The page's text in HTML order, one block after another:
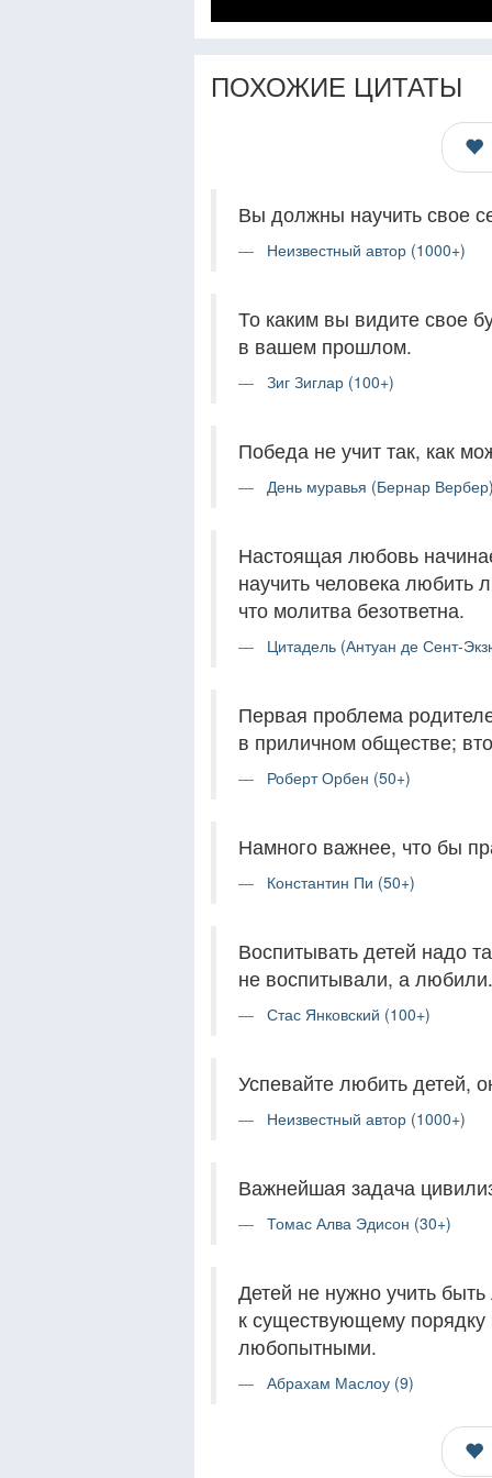
ПОХОЖИЕ ЦИТАТЫ
Вы должны научить свое
Неизвестный автор (1000+)
То каким вы видите свое
в вашем прошлом.
Зиг Зиглар (100+)
Победа не учит так, как
День муравья (Бернар
Настоящая любовь
научить человека любить
что молитва безответна.
Цитадель (Антуан де Сент-
Первая проблема
в приличном обществе;
Роберт Орбен (50+)
Намного важнее, что бы
Константин Пи (50+)
Воспитывать детей надо
не воспитывали, а любили.
Стас Янковский (100+)
Успевайте любить детей,
Неизвестный автор (1000+)
Важнейшая задача
Томас Алва Эдисон (30+)
Детей не нужно учить
к существующему
любопытными.
Абрахам Маслоу (9)